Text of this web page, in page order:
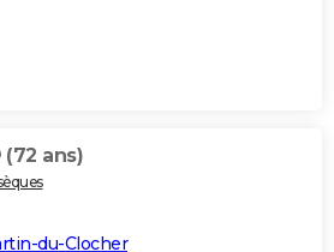
(72 ans)
du-Clocher